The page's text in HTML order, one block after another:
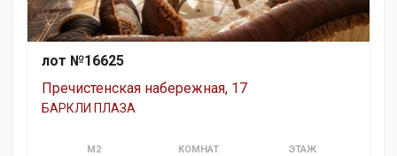
лот №16625
Пречистенская набережная, 17
БАРКЛИ ПЛАЗА
М2 КОМНАТ ЭТАЖ